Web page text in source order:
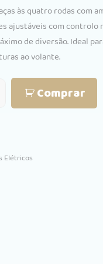
€175.00.
às quatro rodas com
ajustáveis com controlo
de diversão. Ideal
ao volante.
Comprar
Elétricos